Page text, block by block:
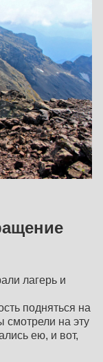
лагерь и
подняться на
смотрели на эту
ею, и вот,